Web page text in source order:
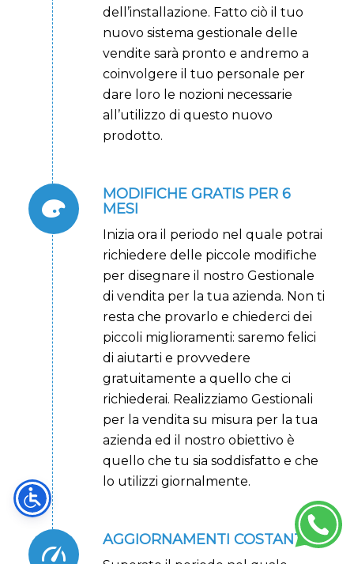
dell’installazione. Fatto ciò il tuo
nuovo sistema gestionale delle
vendite sarà pronto e andremo a
coinvolgere il tuo personale per
dare loro le nozioni necessarie
all’utilizzo di questo nuovo
prodotto.
MODIFICHE GRATIS PER 6
MESI
Inizia ora il periodo nel quale potrai
richiedere delle piccole modifiche
per disegnare il nostro Gestionale
di vendita per la tua azienda. Non ti
resta che provarlo e chiederci dei
piccoli miglioramenti: saremo felici
di aiutarti e provvedere
gratuitamente a quello che ci
richiederai. Realizziamo Gestionali
per la vendita su misura per la tua
azienda ed il nostro obiettivo è
quello che tu sia soddisfatto e che
lo utilizzi giornalmente.
AGGIORNAMENTI COSTANTI